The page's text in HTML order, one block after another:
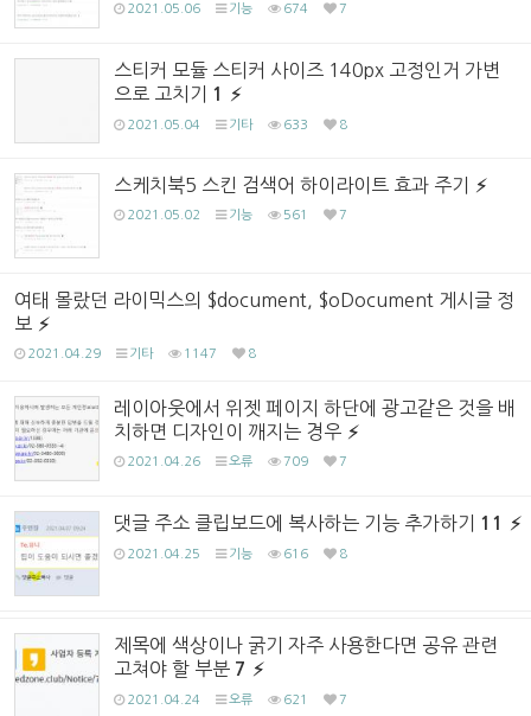
2021.05.06 기능 674 7
스티커 모듈 스티커 사이즈 140px 고정인거 가변
으로 고치기
1
2021.05.04 기타 633 8
스케치북5 스킨 검색어 하이라이트 효과 주기
2021.05.02 기능 561 7
여태 몰랐던 라이믹스의 $document, $oDocument 게시글 정
보
2021.04.29 기타 1147 8
레이아웃에서 위젯 페이지 하단에 광고같은 것을 배
치하면 디자인이 깨지는 경우
2021.04.26 오류 709 7
댓글 주소 클립보드에 복사하는 기능 추가하기 11
2021.04.25 기능 616 8
제목에 색상이나 굵기 자주 사용한다면 공유 관련
고쳐야 할 부분 7
2021.04.24 오류 621 7